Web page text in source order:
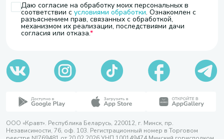
Даю согласие на обработку моих персональных в
соответствии с условиями обработки. Ознакомлен с
разъяснением прав, связанных с обработкой,
механизмом их реализации, последствиями дачи
согласия или отказа.
ООО «Кравт». Республика Беларусь, 220012, г. Минск, пр.
Независимости, 76, оф. 103. Регистрационный номер в Торговом